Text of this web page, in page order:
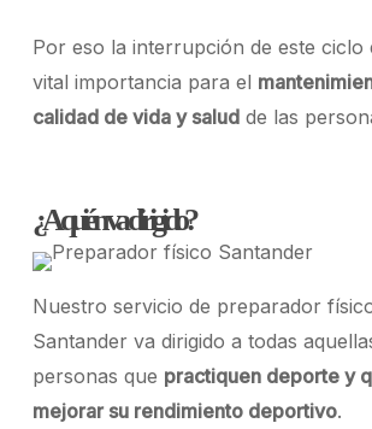
Por eso la interrupción de este ciclo
vital importancia para el
calidad de vida y salud de las
¿A quién va dirigido?
Nuestro servicio de preparador
Santander va dirigido a todas
personas que practiquen deporte y
mejorar su rendimiento deportivo.